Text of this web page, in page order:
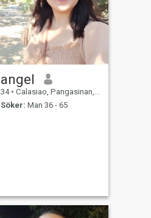
angel
34 • Calasiao, Pangasinan, Filippinerna
Söker: Man 36 - 65